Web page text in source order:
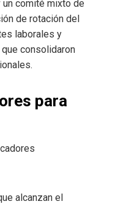
comité mixto de
de rotación del
laborales y
consolidaron
para
alcanzan el